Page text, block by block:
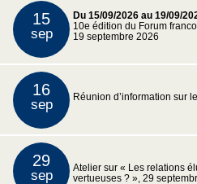
15
sep
Du 15/09/2026 au 19/09/
10e édition du Forum
19 septembre 2026
16
sep Réunion d’information sur
29
sep
Atelier sur « Les relations
vertueuses ? », 29